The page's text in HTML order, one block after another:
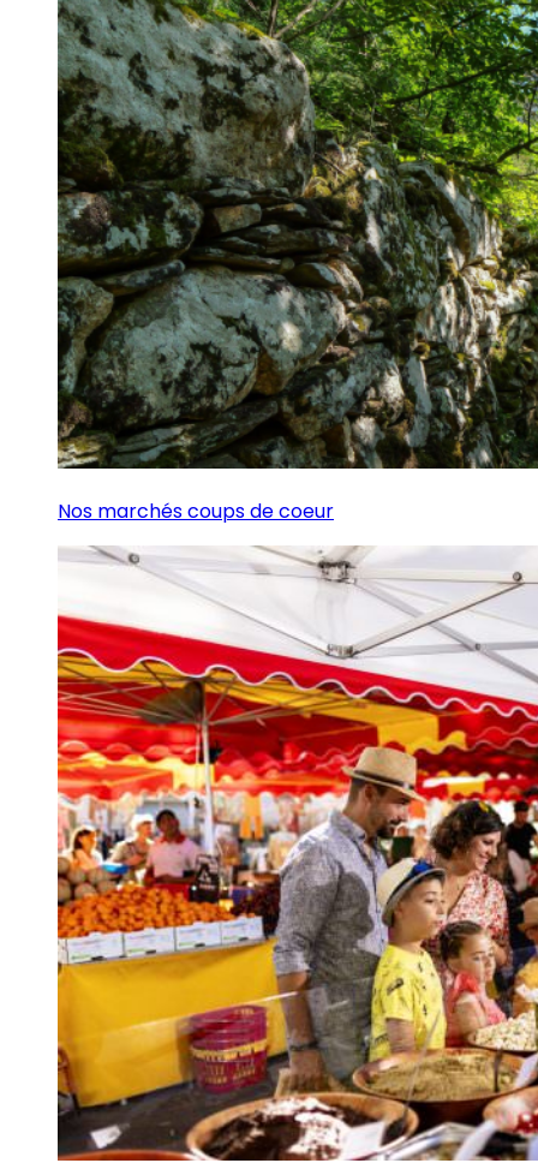
Nos marchés coups de coeur